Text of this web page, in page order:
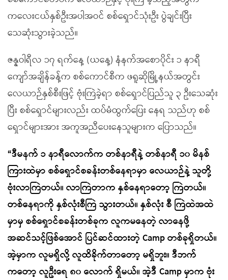
ကလေးငယ်နှစ်ဦးအပါအဝင် စစ်ရှောင်သုံးဦး ပွဲချင်းပြီး
သေဆုံးသွားခဲ့သည်။
ဇန္နဝါရီလ ၁၇ ရက်နေ့ (ယနေ့) နံနက်အစောပိုင်း ၁ နာရီ
ကျော်အချိန်ခန့်က စစ်ကောင်စီက ဖရူဆိုမြို့နယ်အတွင်း
လေယာဉ်နှစ်စီးဖြင့် ဗုံးကြဲခဲ့ရာ စစ်ရှောင်ပြည်သူ ၃ ဦးသေဆုံး
ပြီး စစ်ရှောင်များလည်း ထပ်မံထွက်ပြေး နေရ သည်ဟု စစ်
ရှောင်များအား အကူအညီပေးနေသူများက ပြောသည်။
“ဒီမနက် ၁ နာရီလောက်က တစ်နာရီနဲ့ တစ်နာရီ ၁၀ မိနစ်
ကြားထဲမှာ စစ်ရှောင်စခန်းတစ်နေရာမှာ လေယာဉ်နဲ့ သူတို့
ဗုံးလာကြဲတယ်။ လာကြဲတာက နှစ်နေရာတော့ ကြဲတယ်။
တစ်နေရာကို နှစ်လုံးစီကြဲ သွားတယ်။ နှစ်လုံး စီ ကြဲထဲအထဲ
မှာမှ စစ်ရှောင်စခန်းတစ်ခုက လူကမနေတဲ့ လာနေဖို့
အဆင်သင့်ဖြစ်အောင် ပြင်ဆင်ထားတဲ့ Camp တစ်ခုရှိတယ်။
အဲ့မှာက လူမရှိလို့ လူထိခိုက်တာတော့ မရှိဘူး။ ဒီဘက်
ကတော့ လူဦးရေ ၈၀ လောက် ရှိမယ်။ အဲ့ဒီ Camp မှာက ဗုံး